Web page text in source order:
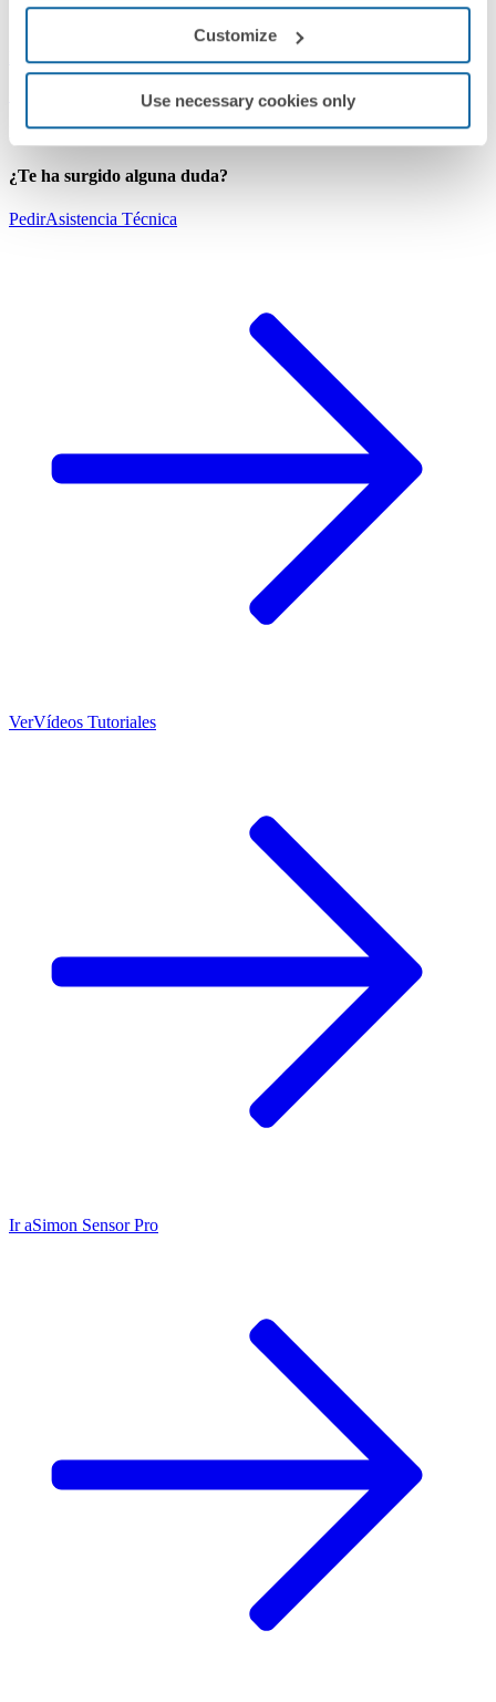
Customize
Use necessary cookies only
Blanco
PRÓXIMOS PASOS
¿Te ha surgido alguna duda?
PedirAsistencia Técnica
VerVídeos Tutoriales
Ir aSimon Sensor Pro